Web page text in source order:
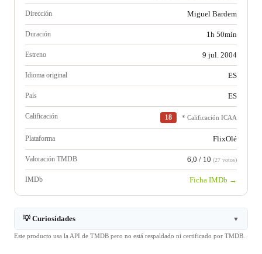
Dirección Miguel Bardem
Duración 1h 50min
Estreno 9 jul. 2004
Idioma original ES
País ES
Calificación 18 * Calificación ICAA
Plataforma FlixOlé
Valoración TMDB 6,0 / 10 (27 votos)
IMDb Ficha IMDb →
💡 Curiosidades ▼
Este producto usa la API de TMDB pero no está respaldado ni certificado por TMDB.